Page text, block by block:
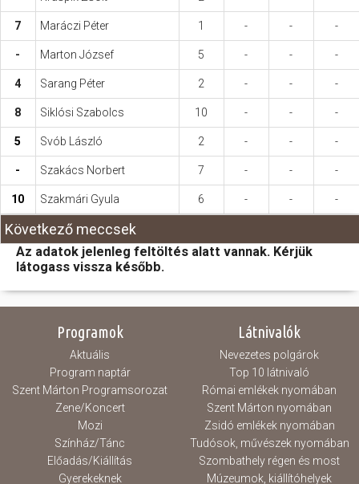
7 Maráczi Péter 1 - - -
- Marton József 5 - - -
4 Sarang Péter 2 - - -
8 Siklósi Szabolcs 10 - - -
5 Svób László 2 - - -
- Szakács Norbert 7 - - -
10 Szakmári Gyula 6 - - -
Következő meccsek
Az adatok jelenleg feltöltés alatt vannak. Kérjük
látogass vissza később.
Programok
Aktuális
Program naptár
Szent Márton Programsorozat
Zene/Koncert
Mozi
Színház/Tánc
Előadás/Kiállítás
Gyerekeknek
Látnivalók
Nevezetes polgárok
Top 10 látnivaló
Római emlékek nyomában
Szent Márton nyomában
Zsidó emlékek nyomában
Tudósok, művészek nyomában
Szombathely régen és most
Múzeumok, kiállítóhelyek